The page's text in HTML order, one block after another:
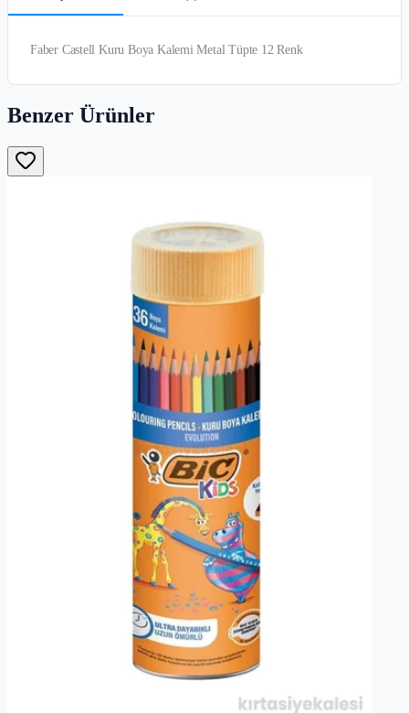
Faber Castell Kuru Boya Kalemi Metal Tüpte 12 Renk
Benzer Ürünler